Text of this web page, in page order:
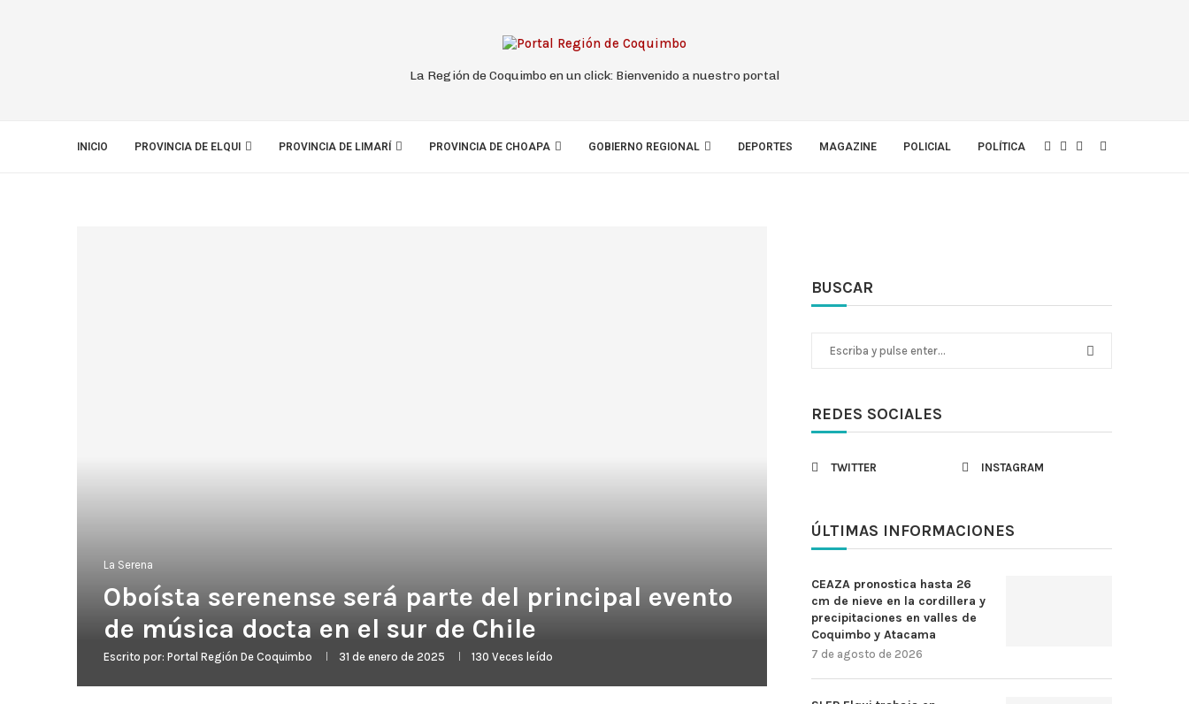
La Región de Coquimbo en un click: Bienvenido a nuestro portal
INICIO PROVINCIA DE ELQUI PROVINCIA DE LIMARÍ PROVINCIA DE CHOAPA GOBIERNO REGIONAL DEPORTES MAGAZINE POLICIAL POLÍTICA
La Serena
Oboísta serenense será parte del principal evento
de música docta en el sur de Chile
Escrito por: Portal Región De Coquimbo 31 de enero de 2025 130 Veces leído
BUSCAR
REDES SOCIALES
TWITTER INSTAGRAM
ÚLTIMAS INFORMACIONES
CEAZA pronostica hasta 26
cm de nieve en la cordillera y
precipitaciones en valles de
Coquimbo y Atacama
7 de agosto de 2026